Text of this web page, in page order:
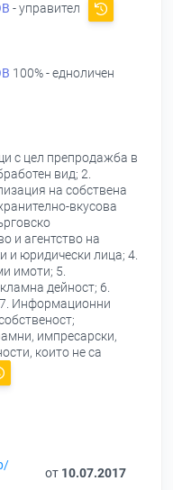
- управител
100% - едноличен
с цел препродажба в
вид; 2.
на собствена
вкусова
и агентство на
и юридически лица; 4.
имоти; 5.
дейност; 6.
Информационни
импресарски,
които не са
от 10.07.2017